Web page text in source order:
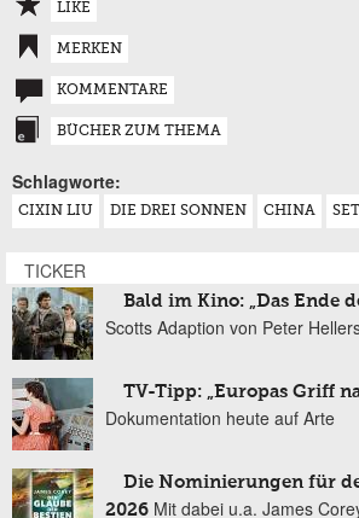
LIKE
MERKEN
KOMMENTARE
BÜCHER ZUM THEMA
Schlagworte:
CIXIN LIU DIE DREI SONNEN CHINA
TICKER
Bald im Kino: „Das Ende
Scotts Adaption von Peter
TV-Tipp: „Europas Griff
Dokumentation heute auf Arte
Die Nominierungen für
2026 Mit dabei u.a. James